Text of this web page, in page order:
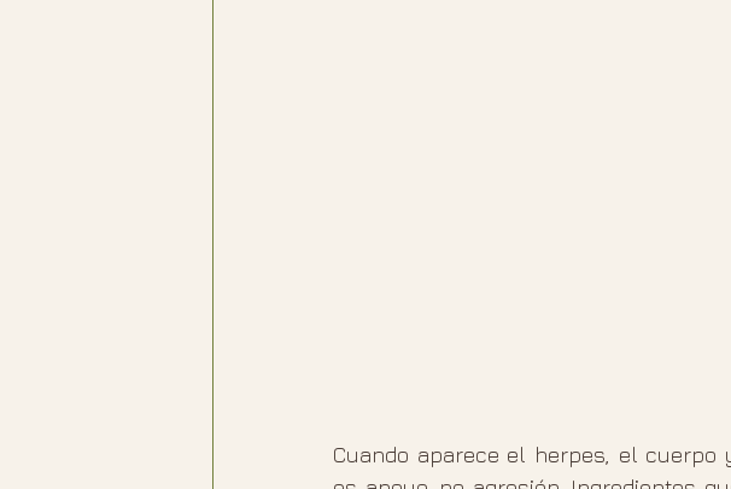
Cuando aparece el herpes, el cuerpo